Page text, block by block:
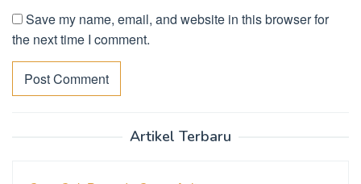
Save my name, email, and website in this browser for
the next time I comment.
Artikel Terbaru